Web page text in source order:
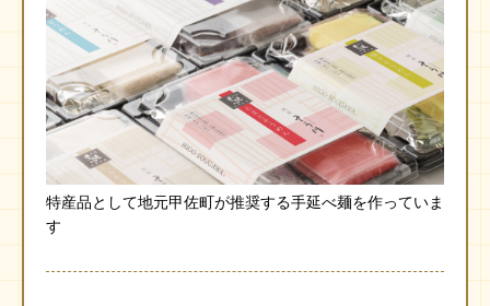
特産品として地元甲佐町が推奨する手延べ麺を作っていま
す